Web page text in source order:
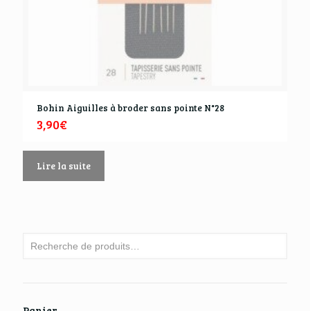
Bohin Aiguilles à broder sans pointe N°28
3,90€
Lire la suite